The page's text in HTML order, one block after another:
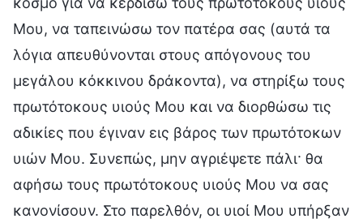
Μου, να ταπεινώσω τον πατέρα σας (αυτά τα
λόγια απευθύνονται στους απόγονους του
μεγάλου κόκκινου δράκοντα), να στηρίξω τους
πρωτότοκους υιούς Μου και να διορθώσω τις
αδικίες που έγιναν εις βάρος των πρωτότοκων
υιών Μου. Συνεπώς, μην αγριέψετε πάλι· θα
αφήσω τους πρωτότοκους υιούς Μου να σας
κανονίσουν. Στο παρελθόν, οι υιοί Μου υπήρξαν